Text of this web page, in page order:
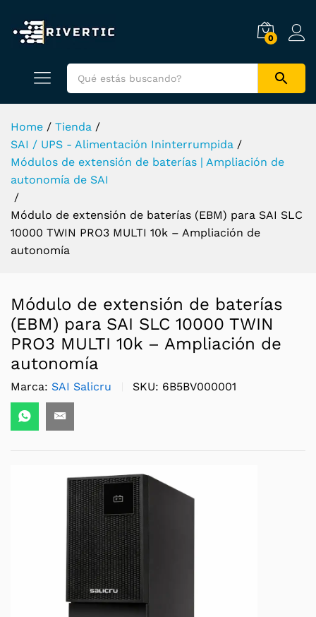
0
Home / Tienda /
SAI / UPS - Alimentación Ininterrumpida /
Módulos de extensión de baterías | Ampliación de
autonomía de SAI
/
Módulo de extensión de baterías (EBM) para SAI SLC
10000 TWIN PRO3 MULTI 10k – Ampliación de
autonomía
Módulo de extensión de baterías
(EBM) para SAI SLC 10000 TWIN
PRO3 MULTI 10k – Ampliación de
autonomía
Marca: SAI Salicru SKU: 6B5BV000001